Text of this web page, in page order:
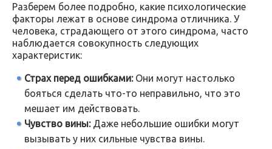
Разберем более подробно, какие психологические
факторы лежат в основе синдрома отличника. У
человека, страдающего от этого синдрома, часто
наблюдается совокупность следующих
характеристик:
Страх перед ошибками:Они могут настолько
бояться сделать что-то неправильно, что это
мешает им действовать.
Чувство вины:Даже небольшие ошибки могут
вызывать у них сильные чувства вины.